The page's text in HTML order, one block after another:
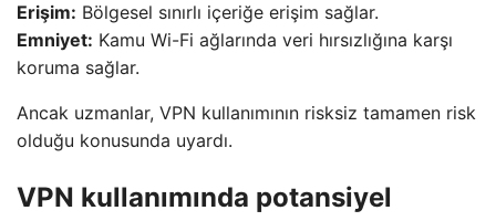
Erişim: Bölgesel sınırlı içeriğe erişim sağlar.
Emniyet: Kamu Wi-Fi ağlarında veri hırsızlığına karşı
koruma sağlar.
Ancak uzmanlar, VPN kullanımının risksiz tamamen risk
olduğu konusunda uyardı.
VPN kullanımında potansiyel